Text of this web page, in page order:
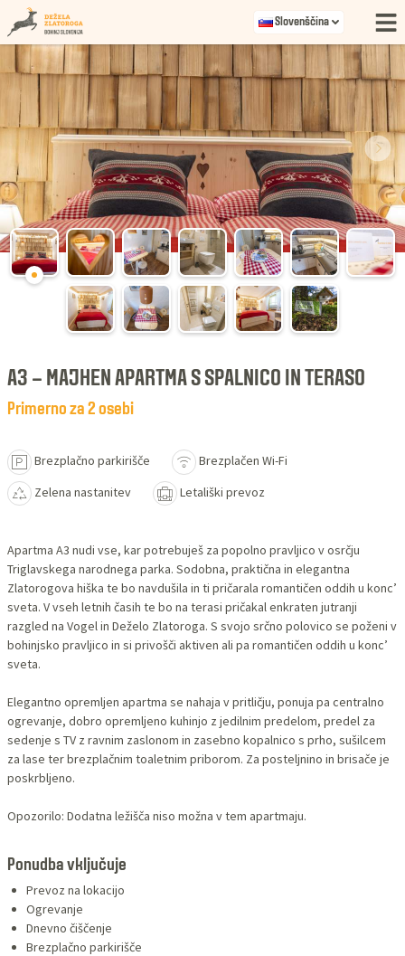
Slovenščina
A3 – MAJHEN APARTMA S SPALNICO IN TERASO
Primerno za 2 osebi
Brezplačno parkirišče
Brezplačen Wi-Fi
Zelena nastanitev
Letališki prevoz
Apartma A3 nudi vse, kar potrebuješ za popolno pravljico v osrčju
Triglavskega narodnega parka. Sodobna, praktična in elegantna
Zlatorogova hiška te bo navdušila in ti pričarala romantičen oddih u konc’
sveta. V vseh letnih časih te bo na terasi pričakal enkraten jutranji
razgled na Vogel in Deželo Zlatoroga. S svojo srčno polovico se poženi v
bohinjsko pravljico in si privošči aktiven ali pa romantičen oddih u konc’
sveta.
Elegantno opremljen apartma se nahaja v pritličju, ponuja pa centralno
ogrevanje, dobro opremljeno kuhinjo z jedilnim predelom, predel za
sedenje s TV z ravnim zaslonom in zasebno kopalnico s prho, sušilcem
za lase ter brezplačnim toaletnim priborom. Za posteljnino in brisače je
poskrbljeno.
Opozorilo: Dodatna ležišča niso možna v tem apartmaju.
Ponudba vključuje
Prevoz na lokacijo
Ogrevanje
Dnevno čiščenje
Brezplačno parkirišče